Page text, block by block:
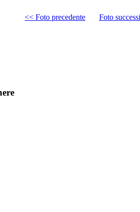
<< Foto precedente Foto